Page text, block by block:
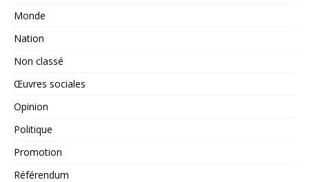
Monde
Nation
Non classé
Œuvres sociales
Opinion
Politique
Promotion
Référendum